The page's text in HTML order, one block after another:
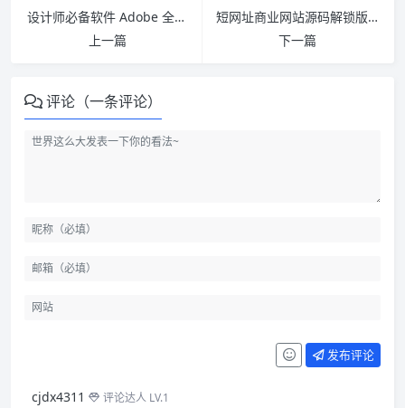
设计师必备软件 Adobe 全家桶一键下载安装激活工具 CCMaker
上一篇
短网址商业网站源码解锁版 PHP网址缩短源码商业版 AdLinkFly v6.4.0
下一篇
评论（一条评论）
发布评论
cjdx4311
评论达人 LV.1